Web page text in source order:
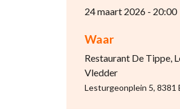
24 maart 2026 - 20:00
Waar
Restaurant De Tippe,
Vledder
Lesturgeonplein 5, 8381